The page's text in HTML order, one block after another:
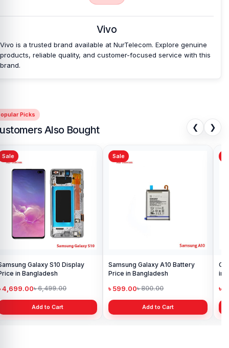
Vivo
Vivo is a trusted brand available at NurTelecom. Explore genuine
products, reliable quality, and customer-focused service with this
brand.
Picks
Also Bought ❮ ❯
Sale
Galaxy S10 Display
in Bangladesh
4,699.00৳ 6,499.00
Add to Cart
Sale
Samsung Galaxy A10 Battery
Price in Bangladesh
৳ 599.00৳ 800.00
Add to Cart
in
৳